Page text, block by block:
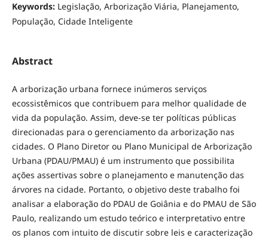
Keywords: Legislação, Arborização Viária, Planejamento,
População, Cidade Inteligente
Abstract
A arborização urbana fornece inúmeros serviços
ecossistêmicos que contribuem para melhor qualidade de
vida da população. Assim, deve-se ter políticas públicas
direcionadas para o gerenciamento da arborização nas
cidades. O Plano Diretor ou Plano Municipal de Arborização
Urbana (PDAU/PMAU) é um instrumento que possibilita
ações assertivas sobre o planejamento e manutenção das
árvores na cidade. Portanto, o objetivo deste trabalho foi
analisar a elaboração do PDAU de Goiânia e do PMAU de São
Paulo, realizando um estudo teórico e interpretativo entre
os planos com intuito de discutir sobre leis e caracterização